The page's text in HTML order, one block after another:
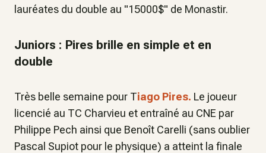
lauréates du double au "15000$" de Monastir.
Juniors : Pires brille en simple et en
double
Très belle semaine pour Tiago Pires. Le joueur
licencié au TC Charvieu et entraîné au CNE par
Philippe Pech ainsi que Benoît Carelli (sans oublier
Pascal Supiot pour le physique) a atteint la finale